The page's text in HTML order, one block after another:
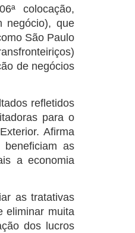
colocação,
negócio), que
São Paulo
iços)
de negócios
refletidos
para o
r.Afirma
as
a economia
as tratativas
eliminar muita
dos lucros